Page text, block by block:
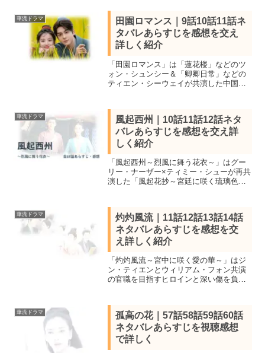
華流ドラマ
田園ロマンス｜9話10話11話ネ
タバレあらすじを感想を交え
詳しく紹介
「田園ロマンス」は「蓮花楼」などのツ
ォン・シュンシー＆「卿卿日常」などの
ティエン・シーウェイが共演した中国フ
10話11話をネタバレ感想で詳しく紹介し
ます。
華流ドラマ
風起西州｜10話11話12話ネタ
バレあらすじを感想を交え詳
しく紹介
「風起西州～烈風に舞う花衣～」はグー
リー・ナーザー×ティミー・シューが再共
演した「風起花抄～宮廷に咲く琉璃色の
を詳しく紹介。新婚夫婦が辺境の地で戦
と政争に巻き込まれる
華流ドラマ
灼灼風流｜11話12話13話14話
ネタバレあらすじを感想を交
え詳しく紹介
「灼灼風流～宮中に咲く愛の華～」はジ
ン・ティエンとウィリアム・フォン共演
の官職を目指すヒロインと深い傷を負っ
ャスト、11話12話13話14話ネタバレ感想
を詳しく紹介します。
華流ドラマ
孤高の花｜57話58話59話60話
ネタバレあらすじを視聴感想
で詳しく